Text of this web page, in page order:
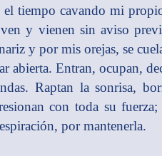
tiempo cavando mi
ven y vienen sin aviso
y por mis orejas, se
abierta. Entran, ocupan,
Raptan la sonrisa,
con toda su
por mantenerla.